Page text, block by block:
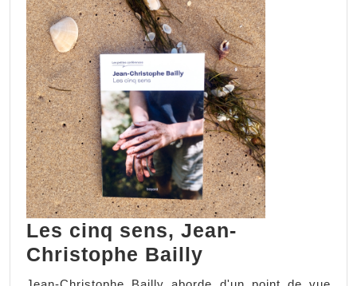
Les cinq sens, Jean-
Christophe Bailly